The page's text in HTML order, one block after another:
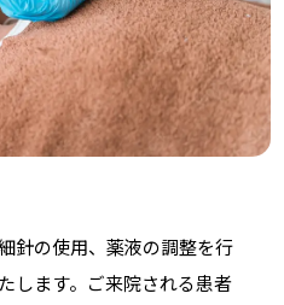
針の使用、薬液の調整を行
します。ご来院される患者